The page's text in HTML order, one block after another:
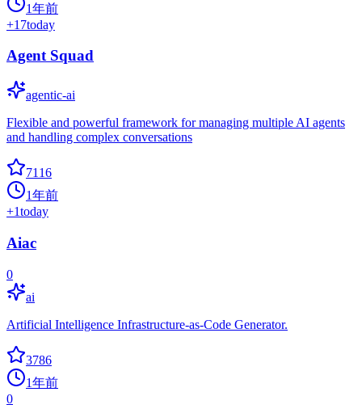
1年前
+17today
Agent Squad
agentic-ai
Flexible and powerful framework for managing multiple AI agents
and handling complex conversations
7116
1年前
+1today
Aiac
0
ai
Artificial Intelligence Infrastructure-as-Code Generator.
3786
1年前
0